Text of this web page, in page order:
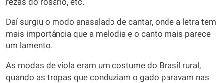
rezas do rosário, etc.
Daí surgiu o modo anasalado de cantar, onde a letra tem
mais importância que a melodia e o canto mais parece
um lamento.
As modas de viola eram um costume do Brasil rural,
quando as tropas que conduziam o gado paravam nas